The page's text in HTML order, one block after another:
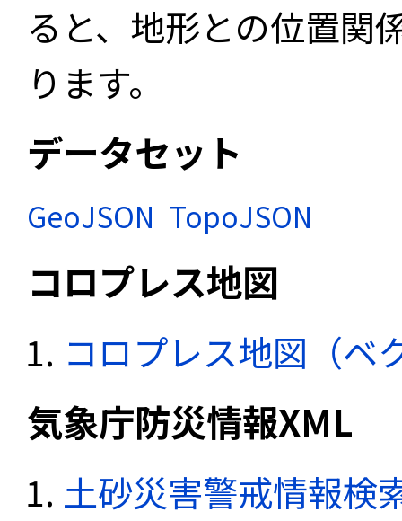
ると、地形との位置関
ります。
データセット
GeoJSON TopoJSON
コロプレス地図
コロプレス地図（ベ
気象庁防災情報XML
土砂災害警戒情報検